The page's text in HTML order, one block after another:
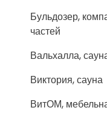
Бульдозер,
частей
Вальхалла,
Виктория, сауна
ВитОМ,